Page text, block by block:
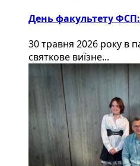
День факультету
30 травня 2026 року в
святкове виїзне...